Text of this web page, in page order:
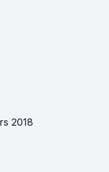
2018